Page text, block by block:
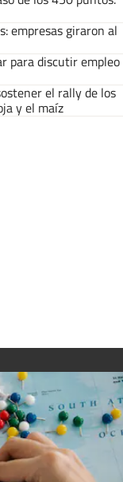
empresas giraron al
para discutir empleo
el rally de los
y el maíz